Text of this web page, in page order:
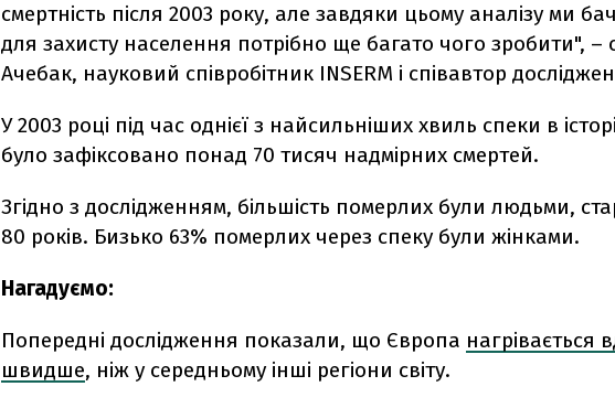
смертність після 2003 року, але завдяки цьому аналізу ми
для захисту населення потрібно ще багато чого зробити", –
Ачебак, науковий співробітник INSERM і співавтор
У 2003 році під час однієї з найсильніших хвиль спеки в
було зафіксовано понад 70 тисяч надмірних смертей.
Згідно з дослідженням, більшість померлих були людьми,
80 років. Бизько 63% померлих через спеку були жінками.
Нагадуємо:
Попередні дослідження показали, що Європа нагрівається
швидше, ніж у середньому інші регіони світу.